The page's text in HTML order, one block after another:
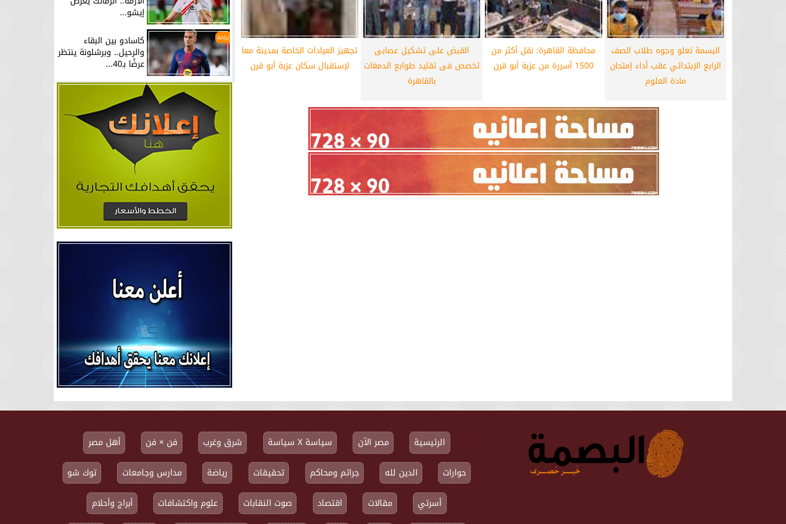
البسمة تعلو وجوه طلاب الصف
الرابع الإبتدائي عقب أداء إمتحان
مادة العلوم
محافظة القاهرة: نقل أكثر من
1500 أسررة من عزبة أبو قرن
القبض على تشكيل عصابى
تخصص فى تقليد طوابع الدمغات
بالقاهرة
تجهيز العيادات الخاصة بمدينة معا
لإستقبال سكان عزبة أبو قرن
إيشو...
رياضة كاسادو بين البقاء
والرحيل.. وبرشلونة ينتظر
عرضًا بـ40...
الرئيسية مصر الآن سياسة X سياسة شرق وغرب فن × فن
أهل مصر
حوارات
الدين لله جرائم ومحاكم تحقيقات رياضة مدارس وجامعات
توك شو
أسرتي
مقالات اقتصاد صوت النقابات علوم واكتشافات أبراج وأحلام